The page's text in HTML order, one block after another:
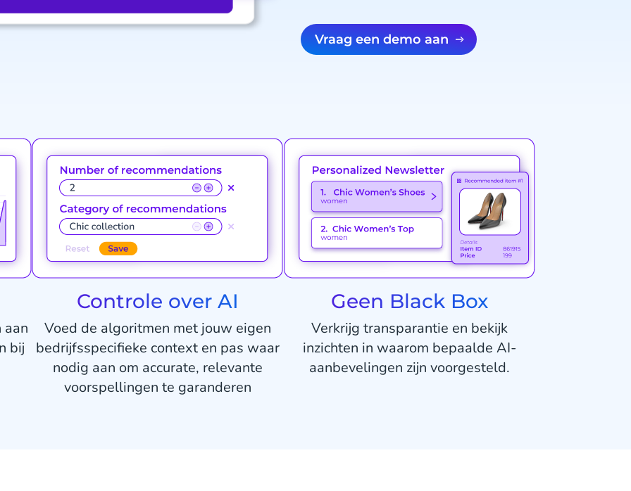
Vraag een demo aan
aan
bij
Controle over AI
Voed de algoritmen met jouw eigen
bedrijfsspecifieke context en pas waar
nodig aan om accurate, relevante
voorspellingen te garanderen
Geen Black Box
Verkrijg transparantie en bekijk
inzichten in waarom bepaalde AI-
aanbevelingen zijn voorgesteld.